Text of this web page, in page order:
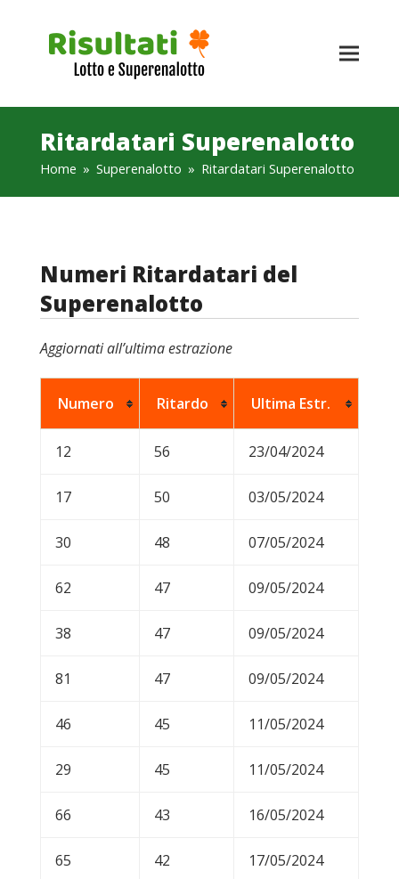
Ritardatari Superenalotto
Home » Superenalotto » Ritardatari Superenalotto
Numeri Ritardatari del
Superenalotto
Aggiornati all’ultima estrazione
Numero Ritardo Ultima Estr.
12 56 23/04/2024
17 50 03/05/2024
30 48 07/05/2024
62 47 09/05/2024
38 47 09/05/2024
81 47 09/05/2024
46 45 11/05/2024
29 45 11/05/2024
66 43 16/05/2024
65 42 17/05/2024